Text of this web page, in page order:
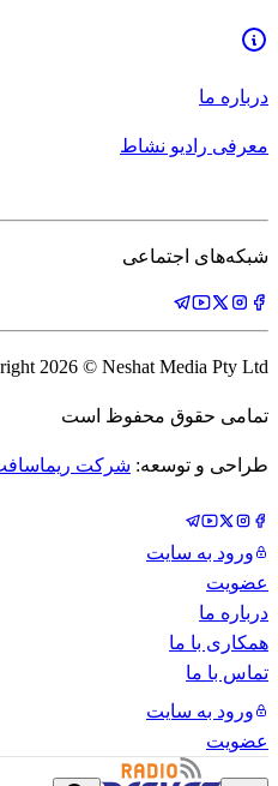
درباره ما
معرفی رادیو نشاط
شبکه‌های اجتماعی
2026 © Neshat Media Pty Ltd
تمامی حقوق محفوظ است
طراحی و توسعه: شرکت ریماسافت
ورود به سایت
عضویت
درباره ما
همکاری با ما
تماس با ما
ورود به سایت
عضویت